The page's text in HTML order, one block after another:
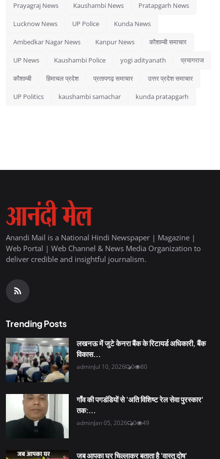
Prayagraj News Kaushambi News Pratapgarh News
Lucknow News UP Police Kunda News
Ambedkar Nagar News Kanpur News कौशाम्बी समाचार
UP News Kaushambi Police yogi adityanath प्रयागराज
कौशाम्बी हिमाचल प्रदेश प्रतापगढ़ समाचार उत्तर प्रदेश समाचार
UP Politics kaushambi samachar kunda pratapgarh
Anandi Mail is a National Hindi Newspaper | Magazine |
Web Portal | Web Channel & News Media Organization to
deliver credible and insightful journalism.
Trending Posts
लखनऊ में जुटे केनरा बैंक के रिटायर्ड अधिकारी, बैंक
विकास...
adminJul 10, 2026 0 80
गाँव की पगडंडियों से 'अति विशिष्ट रेल सेवा पुरस्कार'
तक:...
adminJan 05, 2026 0 49
जब आपका घर चिल्लाकर बताता है 'वास्तु दोष'